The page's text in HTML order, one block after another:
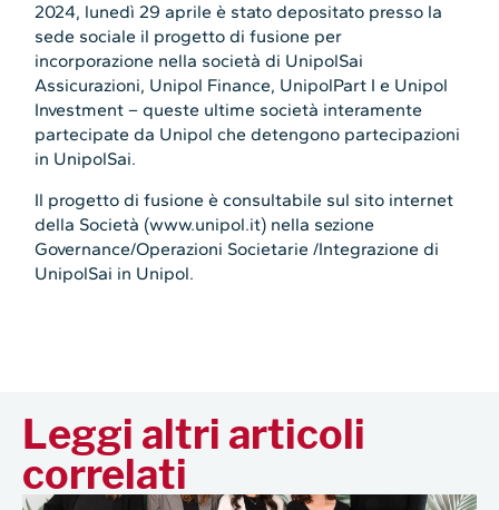
2024, lunedì 29 aprile è stato depositato presso la
sede sociale il progetto di fusione per
incorporazione nella società di UnipolSai
Assicurazioni, Unipol Finance, UnipolPart I e Unipol
Investment – queste ultime società interamente
partecipate da Unipol che detengono partecipazioni
in UnipolSai.
Il progetto di fusione è consultabile sul sito internet
della Società (www.unipol.it) nella sezione
Governance/Operazioni Societarie /Integrazione di
UnipolSai in Unipol.
Leggi altri articoli
correlati